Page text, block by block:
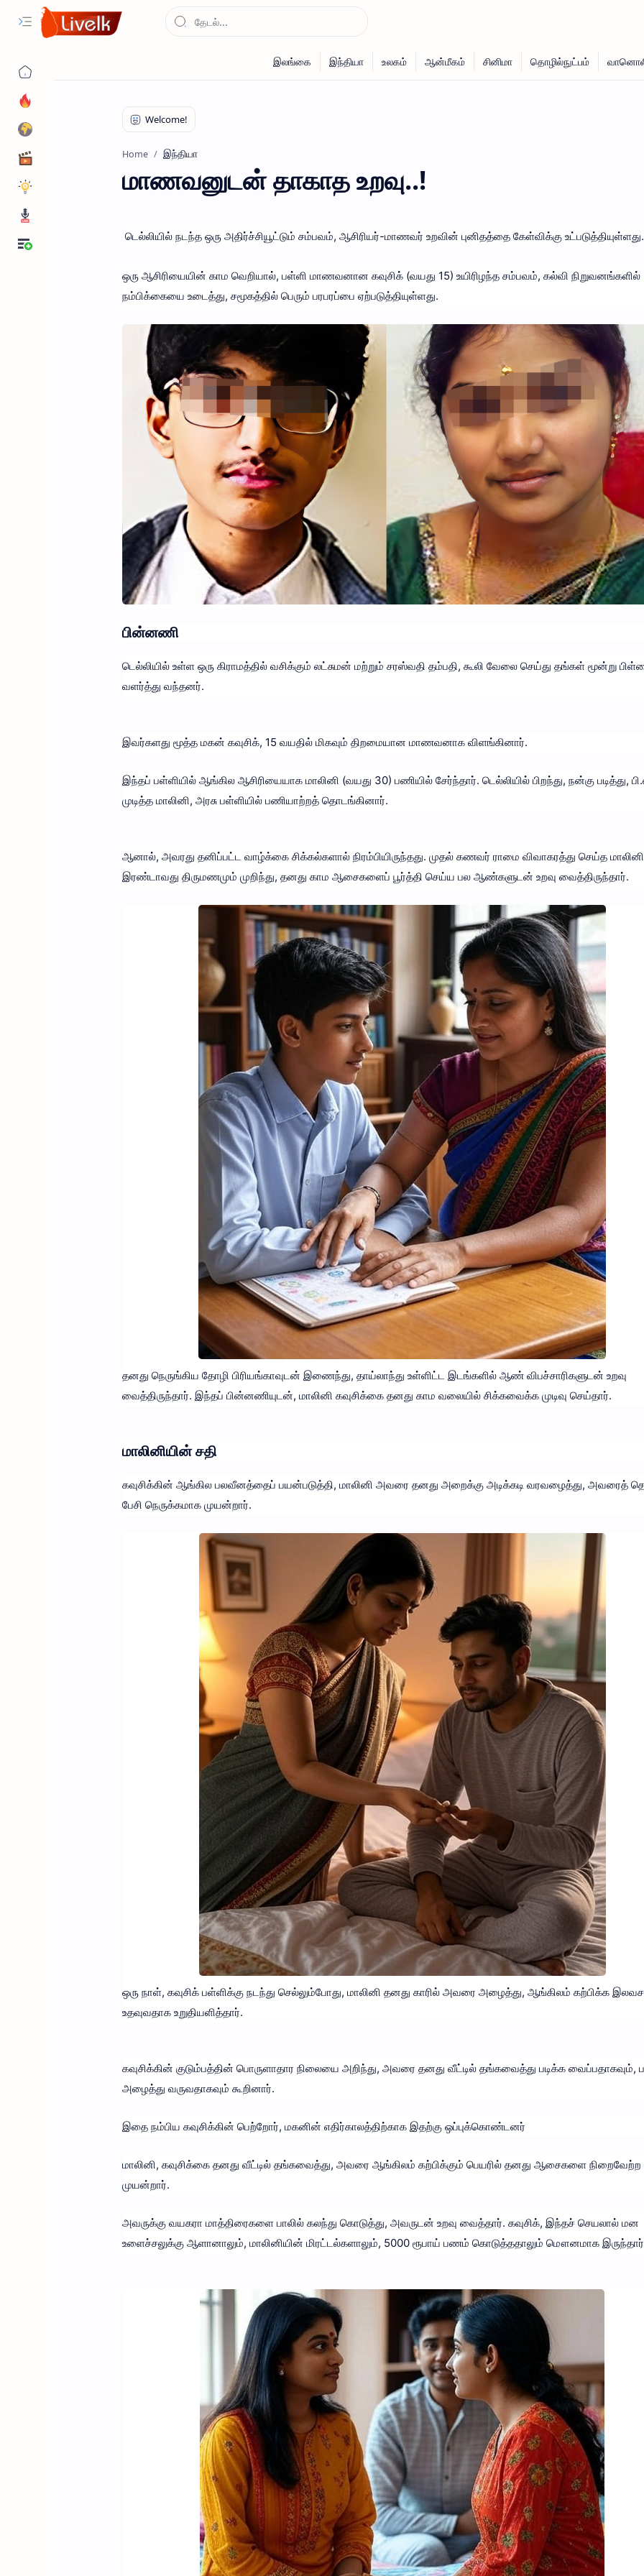
Home இந்தியா
மாணவனுடன் தாகாத உறவு..!
டெல்லியில் நடந்த ஒரு அதிர்ச்சியூட்டும் சம்பவம், ஆசிரியர்-மாணவர் உறவின் புனிதத்தை கேள்விக்கு உட்படுத்தியுள்ளது.
ஒரு ஆசிரியையின் காம வெறியால், பள்ளி மாணவனான கவுசிக் (வயது 15) உயிரிழந்த சம்பவம், கல்வி நிறுவனங்களில்
நம்பிக்கையை உடைத்து, சமூகத்தில் பெரும் பரபரப்பை ஏற்படுத்தியுள்ளது.
பின்னணி
டெல்லியில் உள்ள ஒரு கிராமத்தில் வசிக்கும் லட்சுமன் மற்றும் சரஸ்வதி தம்பதி, கூலி வேலை செய்து தங்கள் மூன்று
வளர்த்து வந்தனர்.
இவர்களது மூத்த மகன் கவுசிக், 15 வயதில் மிகவும் திறமையான மாணவனாக விளங்கினார்.
இந்தப் பள்ளியில் ஆங்கில ஆசிரியையாக மாலினி (வயது 30) பணியில் சேர்ந்தார். டெல்லியில் பிறந்து, நன்கு படித்து,
முடித்த மாலினி, அரசு பள்ளியில் பணியாற்றத் தொடங்கினார்.
ஆனால், அவரது தனிப்பட்ட வாழ்க்கை சிக்கல்களால் நிரம்பியிருந்தது. முதல் கணவர் ராமை விவாகரத்து செய்த
இரண்டாவது திருமணமும் முறிந்து, தனது காம ஆசைகளைப் பூர்த்தி செய்ய பல ஆண்களுடன் உறவு வைத்திருந்தார்.
தனது நெருங்கிய தோழி பிரியங்காவுடன் இணைந்து, தாய்லாந்து உள்ளிட்ட இடங்களில் ஆண் விபச்சாரிகளுடன் உறவு
வைத்திருந்தார். இந்தப் பின்னணியுடன், மாலினி கவுசிக்கை தனது காம வலையில் சிக்கவைக்க முடிவு செய்தார்.
மாலினியின் சதி
கவுசிக்கின் ஆங்கில பலவீனத்தைப் பயன்படுத்தி, மாலினி அவரை தனது அறைக்கு அடிக்கடி வரவழைத்து, அவரைத்
பேசி நெருக்கமாக முயன்றார்.
ஒரு நாள், கவுசிக் பள்ளிக்கு நடந்து செல்லும்போது, மாலினி தனது காரில் அவரை அழைத்து, ஆங்கிலம் கற்பிக்க
உதவுவதாக உறுதியளித்தார்.
கவுசிக்கின் குடும்பத்தின் பொருளாதார நிலையை அறிந்து, அவரை தனது வீட்டில் தங்கவைத்து படிக்க வைப்பதாகவும்,
அழைத்து வருவதாகவும் கூறினார்.
இதை நம்பிய கவுசிக்கின் பெற்றோர், மகனின் எதிர்காலத்திற்காக இதற்கு ஒப்புக்கொண்டனர்
மாலினி, கவுசிக்கை தனது வீட்டில் தங்கவைத்து, அவரை ஆங்கிலம் கற்பிக்கும் பெயரில் தனது ஆசைகளை நிறைவேற்ற
முயன்றார்.
அவருக்கு வயகரா மாத்திரைகளை பாலில் கலந்து கொடுத்து, அவருடன் உறவு வைத்தார். கவுசிக், இந்தச் செயலால் மன
உளைச்சலுக்கு ஆளானாலும், மாலினியின் மிரட்டல்களாலும், 5000 ரூபாய் பணம் கொடுத்ததாலும் மௌனமாக